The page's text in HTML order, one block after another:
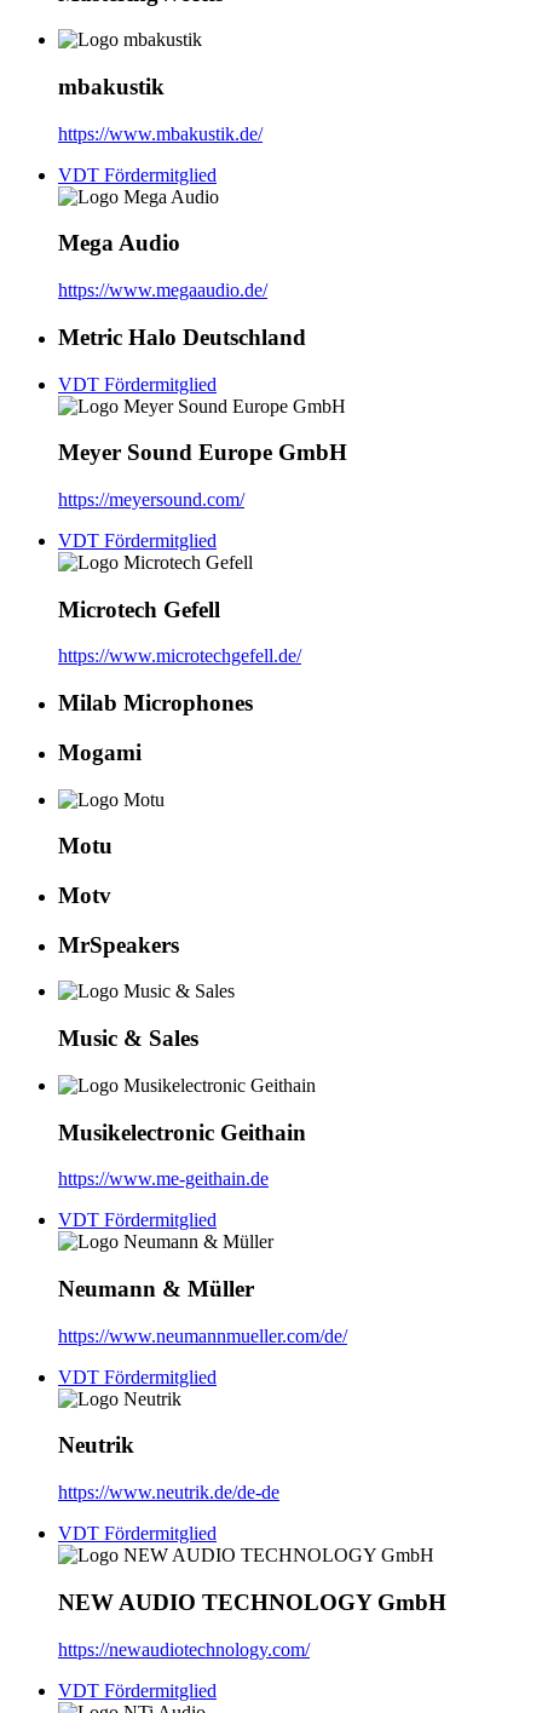
mbakustik
https://www.mbakustik.de/
VDT Fördermitglied
Mega Audio
https://www.megaaudio.de/
Metric Halo Deutschland
VDT Fördermitglied
Meyer Sound Europe GmbH
https://meyersound.com/
VDT Fördermitglied
Microtech Gefell
https://www.microtechgefell.de/
Milab Microphones
Mogami
Motu
Motv
MrSpeakers
Music & Sales
Musik­electronic Geithain
https://www.me-geithain.de
VDT Fördermitglied
Neumann & Müller
https://www.neumannmueller.com/de/
VDT Fördermitglied
Neutrik
https://www.neutrik.de/de-de
VDT Fördermitglied
NEW AUDIO TECHNOLOGY GmbH
https://newaudiotechnology.com/
VDT Fördermitglied